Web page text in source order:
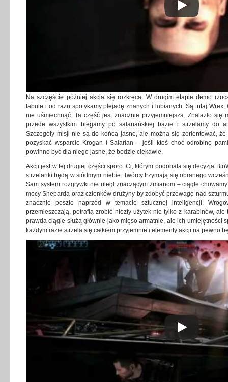
Na szczęście później akcja się rozkręca. W drugim etapie demo
fabule i od razu spotykamy plejadę znanych i lubianych. Są tutaj
nie uśmiechnąć. Ta część jest znacznie przyjemniejsza. Znalazło się
przede wszystkim biegamy po salariańskiej bazie i strzelamy do
Szczegóły misji nie są do końca jasne, ale można się zorientować,
pozyskać wsparcie Krogan i Salarian – jeśli ktoś choć odrobinę
powinno być dla niego jasne, że będzie ciekawie.
Akcji jest w tej drugiej części sporo. Ci, którym podobała się decyzja
strzelanki będą w siódmym niebie. Twórcy trzymają się obranego
Sam system rozgrywki nie uległ znaczącym zmianom – ciągle
mocy Sheparda oraz członków drużyny by zdobyć przewagę nad
znacznie poszło naprzód w temacie sztucznej inteligencji.
przemieszczają, potrafią zrobić niezły użytek nie tylko z karabinów,
prawda ciągle służą głównie jako mięso armatnie, ale ich umiejętności
każdym razie strzela się całkiem przyjemnie i elementy akcji na pewno